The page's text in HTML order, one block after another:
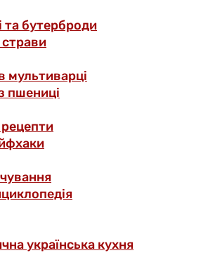
та бутерброди
страви
мультиварці
пшениці
українська кухня